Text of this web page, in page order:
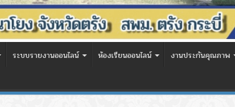
ระบบรายงานออนไลน์ ห้องเรียนออนไลน์ งานประกันคุณภาพ